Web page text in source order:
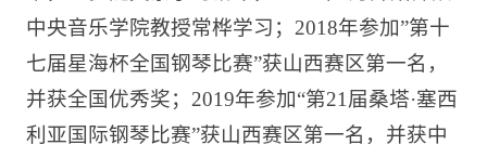
中央音乐学院教授常桦学习；2018年参加”第十
七届星海杯全国钢琴比赛”获山西赛区第一名，
并获全国优秀奖；2019年参加“第21届桑塔·塞西
利亚国际钢琴比赛”获山西赛区第一名，并获中